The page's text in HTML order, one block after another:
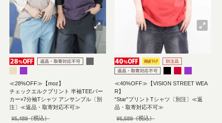
≪28%OFF≫【moz】
チェックエルクプリント 半袖TEEパー
カー×7分袖Tシャツ アンサンブル〔別
注〕≪返品・取寄対応不可≫
¥5,489
≪40%OFF≫【VISION STREET WEA
R】
“Star”プリントTシャツ〔別注〕≪返
品・取寄対応不可≫
¥6,589